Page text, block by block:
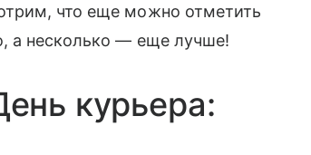
что еще можно отметить
а несколько — еще лучше!
курьера: